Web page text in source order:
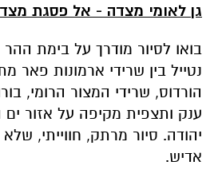
גן לאומי מצדה - אל פסגת
בואו לסיור מודרך על בימת
נטייל בין שרידי ארמונות פאר
הורדוס, שרידי המצור הרומי,
ענק ותצפית מקיפה על אזור
יהודה. סיור מרתק, חווייתי,
אדיש.